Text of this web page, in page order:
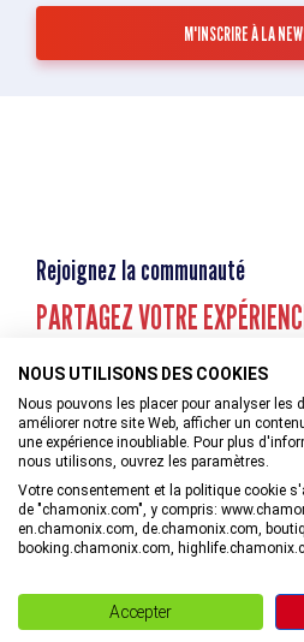
Rejoignez la communauté
PARTAGEZ VOTRE
NOUS UTILISONS DES COOKIES
Nous pouvons les placer pour analyser les
améliorer notre site Web, afficher un
une expérience inoubliable. Pour plus
nous utilisons, ouvrez les paramètres.
Votre consentement et la politique cookie
de "chamonix.com", y compris:
en.chamonix.com, de.chamonix.com,
booking.chamonix.com,
Accepter